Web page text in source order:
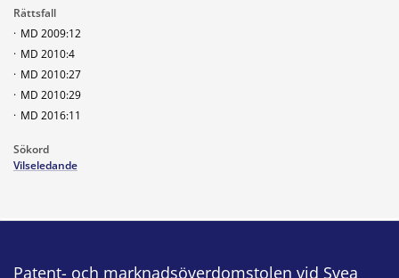
Rättsfall
· MD 2009:12
· MD 2010:4
· MD 2010:27
· MD 2010:29
· MD 2016:11
Sökord
Vilseledande
Patent- och marknadsöverdomstolen vid Svea